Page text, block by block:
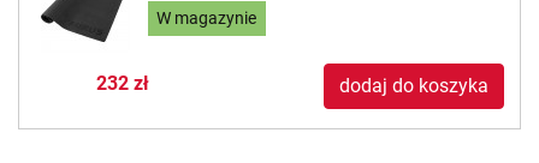
W magazynie
232 zł dodaj do koszyka